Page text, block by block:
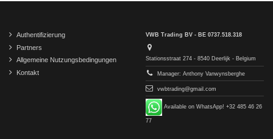
Authentifizierung
Partners
Allgemeine Nutzungsbedingungen
Kontakt
VWB Trading BV - BE 0737.518.318
Stationsstraat 274 - 8540 Deerlijk - Belgium
Manager: Anthony Vanwynsberghe
vwbtrading@gmail.com
Available on WhatsApp! +32 485 46 26
77